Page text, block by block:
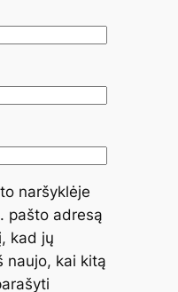
naršyklėje
pašto adresą
kad jų
naujo, kai kitą